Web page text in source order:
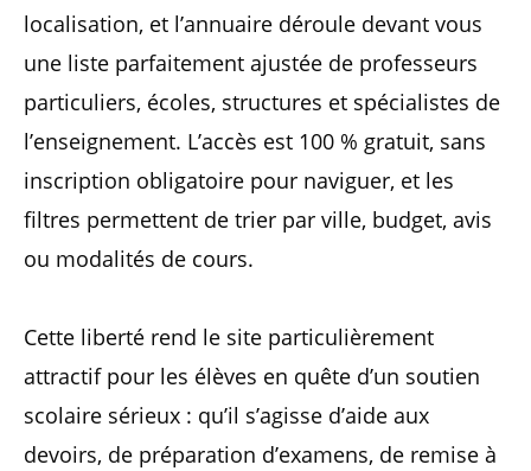
localisation, et l’annuaire déroule devant vous
une liste parfaitement ajustée de professeurs
particuliers, écoles, structures et spécialistes de
l’enseignement. L’accès est 100 % gratuit, sans
inscription obligatoire pour naviguer, et les
filtres permettent de trier par ville, budget, avis
ou modalités de cours.
Cette liberté rend le site particulièrement
attractif pour les élèves en quête d’un soutien
scolaire sérieux : qu’il s’agisse d’aide aux
devoirs, de préparation d’examens, de remise à